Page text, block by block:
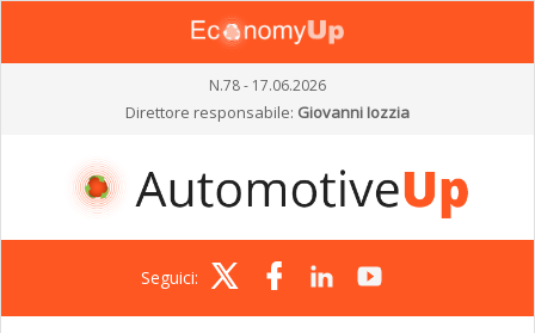
N.78 - 17.06.2026
Direttore responsabile: Giovanni Iozzia
Seguici: